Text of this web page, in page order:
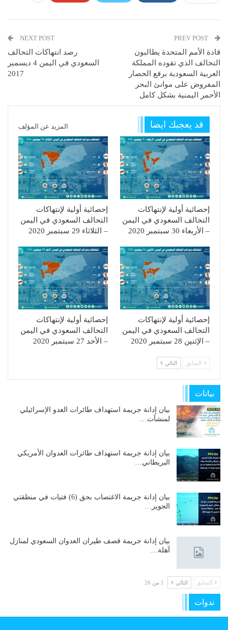
قادة الأمم المتحدة يطالبون
التحالف الذي تقوده المملكة
العربية السعودية برفع الحصار
المفروض على موانئ البحر
الأحمر اليمنية بشكل كامل
NEXT POST
رصد انتهاكات التحالف
السعودي في اليمن 4 ديسمبر
2017
قد يعجبك ايضا المزيد عن المؤلف
إحصائية أولية لإنتهاكات
التحالف السعودي في اليمن
– الأربعاء 30 سبتمبر 2020
إحصائية أولية لإنتهاكات
التحالف السعودي في اليمن
– الثلاثاء 29 سبتمبر 2020
إحصائية أولية لإنتهاكات
التحالف السعودي في اليمن
– الإثنين 28 سبتمبر 2020
إحصائية أولية لإنتهاكات
التحالف السعودي في اليمن
– الأحد 27 سبتمبر 2020
السابق التالي
بيانات
بيان إدانة جريمة استهداف طائرات العدو الإسرائيلي
لمنشآت…
بيان إدانة جريمة استهداف طائرات العدوان الأمريكي
البريطاني…
بيان إدانة جريمة الاغتصاب بحق (6) فتيات في منطقتي
الجوير…
بيان إدانة جريمة قصف طيران العدوان السعودي لمنازل
آهلة…
السابق التالي 1 من 26
ندوات